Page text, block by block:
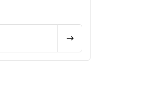
CALCULAR FRETE